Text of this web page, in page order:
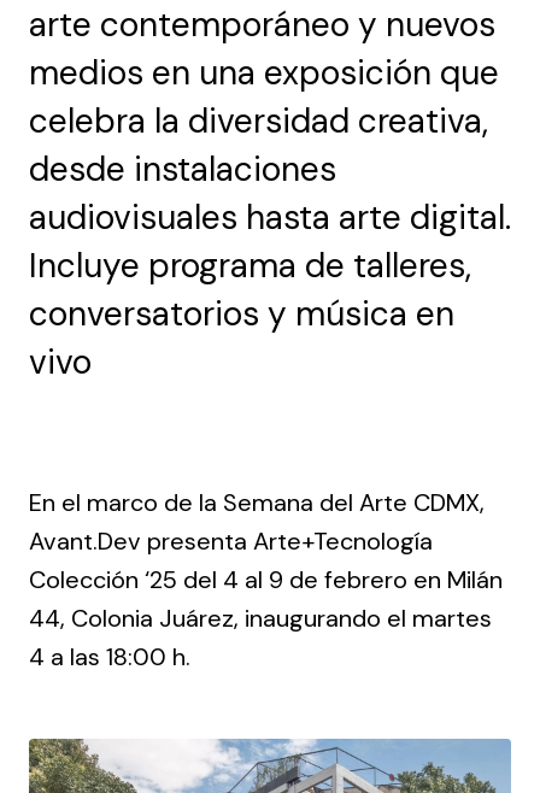
arte contemporáneo y nuevos
medios en una exposición que
celebra la diversidad creativa,
desde instalaciones
audiovisuales hasta arte digital.
Incluye programa de talleres,
conversatorios y música en
vivo
En el marco de la Semana del Arte CDMX,
Avant.Dev presenta Arte+Tecnología
Colección ‘25 del 4 al 9 de febrero en Milán
44, Colonia Juárez, inaugurando el martes
4 a las 18:00 h.